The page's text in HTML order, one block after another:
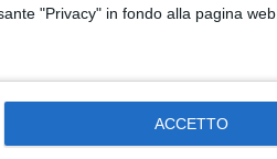
"Privacy" in fondo alla pagina web.
ACCETTO
2026
chi vede un cantiere.
- VIDEO